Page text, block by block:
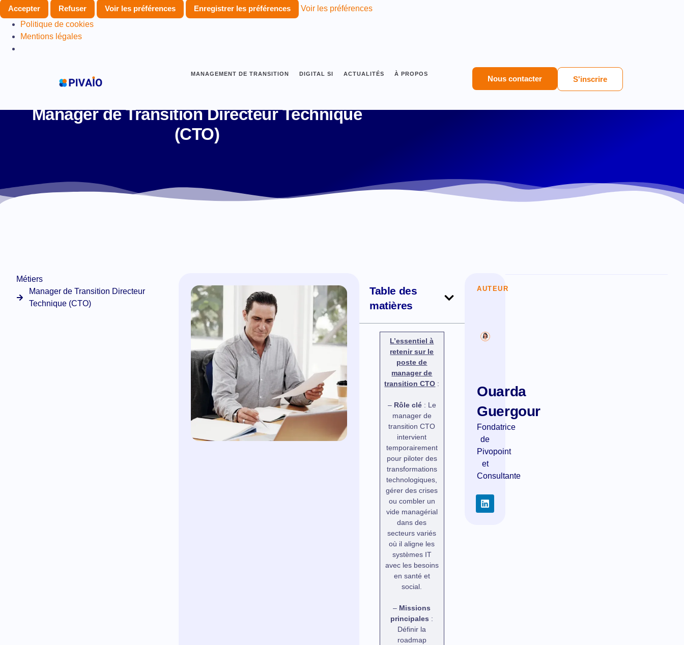
Accepter
Refuser Voir les préférences Enregistrer les préférences
Voir les préférences
Politique de cookies
Mentions légales
MANAGEMENT DE TRANSITION DIGITAL SI ACTUALITÉS À PROPOS
Nous contacter S'inscrire
Manager de Transition Directeur Technique
(CTO)
Métiers
Manager de Transition Directeur
Technique (CTO)
Table des
matières
L’essentiel à
retenir sur le
poste de
manager de
transition CTO :
– Rôle clé: Le
manager de
transition CTO
intervient
temporairement
pour piloter des
transformations
technologiques,
gérer des crises
ou combler un
vide managérial
dans des
secteurs variés
où il aligne les
systèmes IT
avec les besoins
en santé et
social.
– Missions
principales :
Définir la
roadmap
AUTEUR
Ouarda
Guergour
Fondatrice
de
Pivopoint
et
Consultante